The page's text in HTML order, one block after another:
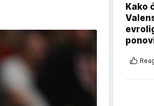
Kako